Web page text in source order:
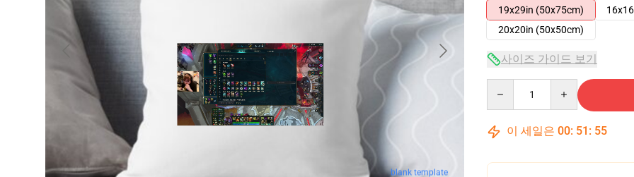
blank template
19x29in (50x75cm)
20x20in (50x50cm)
사이즈 가이드 보기
이 세일은 00: 51 : 54